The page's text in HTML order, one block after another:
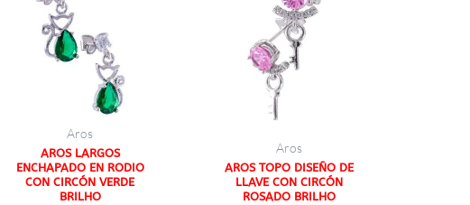
Aros
AROS LARGOS
ENCHAPADO EN RODIO
CON CIRCÓN VERDE
BRILHO
Aros
AROS TOPO DISEÑO DE
LLAVE CON CIRCÓN
ROSADO BRILHO